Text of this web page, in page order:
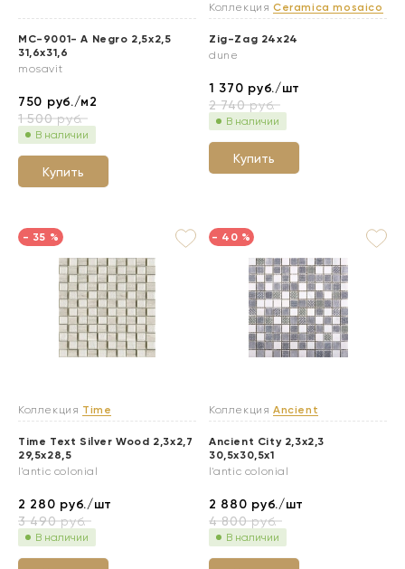
MC-9001- А Negro 2,5x2,5
31,6x31,6
mosavit
750 руб./м2
1 500руб.
В наличии
Купить
Коллекция Ceramica mosaico
Zig-Zag 24x24
dune
1 370 руб./шт
2 740руб.
В наличии
Купить
- 35 %
Коллекция Time
Time Text Silver Wood 2,3x2,7
29,5x28,5
l'antic colonial
2 280 руб./шт
3 490руб.
В наличии
- 40 %
Коллекция Ancient
Ancient City 2,3x2,3
30,5x30,5x1
l'antic colonial
2 880 руб./шт
4 800руб.
В наличии